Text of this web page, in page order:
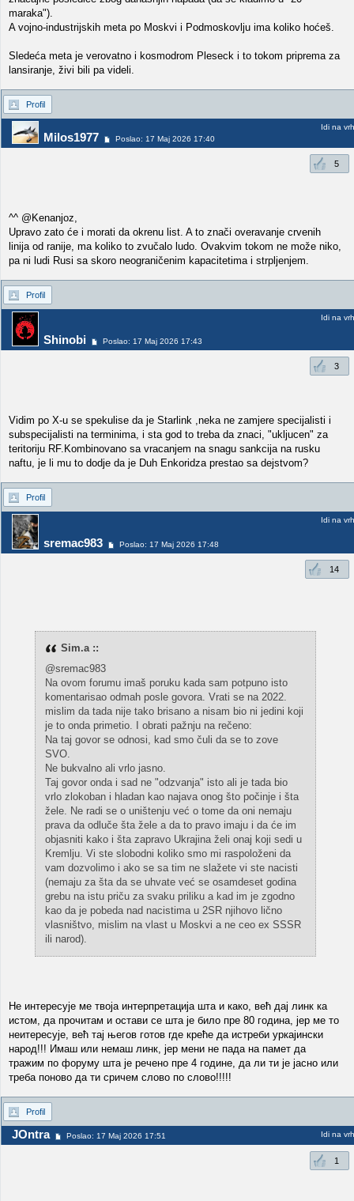
maraka").
A vojno-industrijskih meta po Moskvi i Podmoskovlju ima koliko hoćeš.
Sledeća meta je verovatno i kosmodrom Pleseck i to tokom priprema za
lansiranje, živi bili pa videli.
Profil
Milos1977 Poslao: 17 Maj 2026 17:40
Idi na vrh
5
^^ @Kenanjoz,
Upravo zato će i morati da okrenu list. A to znači overavanje crvenih
linija od ranije, ma koliko to zvučalo ludo. Ovakvim tokom ne može niko,
pa ni ludi Rusi sa skoro neograničenim kapacitetima i strpljenjem.
Profil
Shinobi Poslao: 17 Maj 2026 17:43
Idi na vrh
3
Vidim po X-u se spekulise da je Starlink ,neka ne zamjere specijalisti i
subspecijalisti na terminima, i sta god to treba da znaci, "ukljucen" za
teritoriju RF.Kombinovano sa vracanjem na snagu sankcija na rusku
naftu, je li mu to dodje da je Duh Enkoridza prestao sa dejstvom?
Profil
sremac983 Poslao: 17 Maj 2026 17:48
Idi na vrh
14
Sim.a ::
@sremac983
Na ovom forumu imaš poruku kada sam potpuno isto
komentarisao odmah posle govora. Vrati se na 2022.
mislim da tada nije tako brisano a nisam bio ni jedini koji
je to onda primetio. I obrati pažnju na rečeno:
Na taj govor se odnosi, kad smo čuli da se to zove
SVO.
Ne bukvalno ali vrlo jasno.
Taj govor onda i sad ne "odzvanja" isto ali je tada bio
vrlo zlokoban i hladan kao najava onog što počinje i šta
žele. Ne radi se o uništenju već o tome da oni nemaju
prava da odluče šta žele a da to pravo imaju i da će im
objasniti kako i šta zapravo Ukrajina želi onaj koji sedi u
Kremlju. Vi ste slobodni koliko smo mi raspoloženi da
vam dozvolimo i ako se sa tim ne slažete vi ste nacisti
(nemaju za šta da se uhvate već se osamdeset godina
grebu na istu priču za svaku priliku a kad im je zgodno
kao da je pobeda nad nacistima u 2SR njihovo lično
vlasništvo, mislim na vlast u Moskvi a ne ceo ex SSSR
ili narod).
Не интересује ме твоја интерпретација шта и како, већ дај линк ка
истом, да прочитам и остави се шта је било пре 80 година, јер ме то
неитересује, већ тај његов готов где креће да истреби уркајински
народ!!! Имаш или немаш линк, јер мени не пада на памет да
тражим по форуму шта је речено пре 4 године, да ли ти је јасно или
треба поново да ти сричем слово по слово!!!!!
Profil
JOntra Poslao: 17 Maj 2026 17:51 Idi na vrh
1